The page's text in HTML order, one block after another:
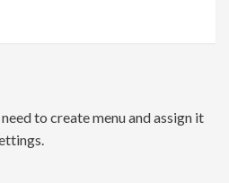
to create menu and assign it